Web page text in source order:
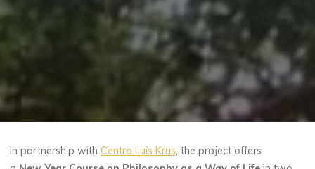
In partnership withCentro Luís Krus, the project offers